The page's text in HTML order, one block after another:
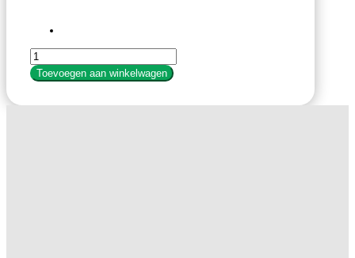
Stihl
SEA
100
accu
Toevoegen aan winkelwagen